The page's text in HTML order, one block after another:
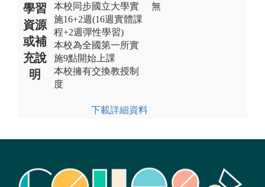
學習
資源
或補
充說
明
本校同步國立大學實
施16+2週(16週實體課
程+2週彈性學習)
本校為全國第一所實
施9點開始上課
本校擁有交換教授制
度
下載詳細資料
無